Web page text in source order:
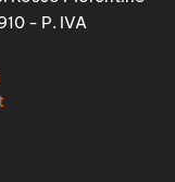
- P. IVA